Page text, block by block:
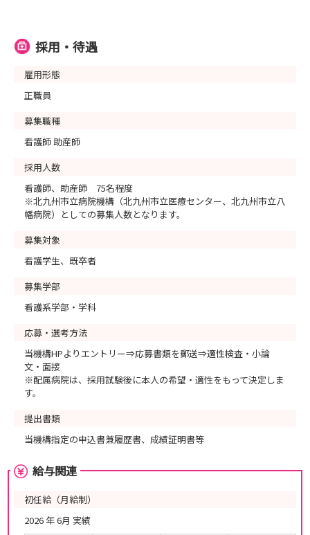
採用・待遇
雇用形態
正職員
募集職種
看護師 助産師
採用人数
看護師、助産師 75名程度
※北九州市立病院機構（北九州市立医療センター、北九州市立八
幡病院）としての募集人数となります。
募集対象
看護学生、既卒者
募集学部
看護系学部・学科
応募・選考方法
当機構HPよりエントリー⇒応募書類を郵送⇒適性検査・小論
文・面接
※配属病院は、採用試験後に本人の希望・適性をもって決定しま
す。
提出書類
当機構指定の申込書兼履歴書、成績証明書等
給与関連
初任給（月給制）
2026 年 6月 実績